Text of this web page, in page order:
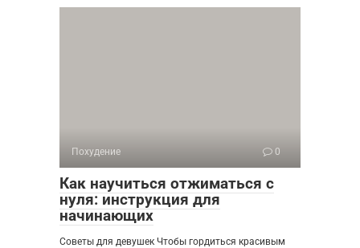
Похудение 0
Как научиться отжиматься с
нуля: инструкция для
начинающих
Советы для девушек Чтобы гордиться красивым